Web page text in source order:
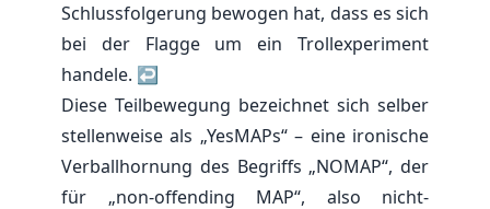
Schlussfolgerung bewogen hat, dass es sich
bei der Flagge um ein Trollexperiment
handele. ↩
Diese Teilbewegung bezeichnet sich selber
stellenweise als „YesMAPs“ – eine ironische
Verballhornung des Begriffs „NOMAP“, der
für „non-offending MAP“, also nicht-